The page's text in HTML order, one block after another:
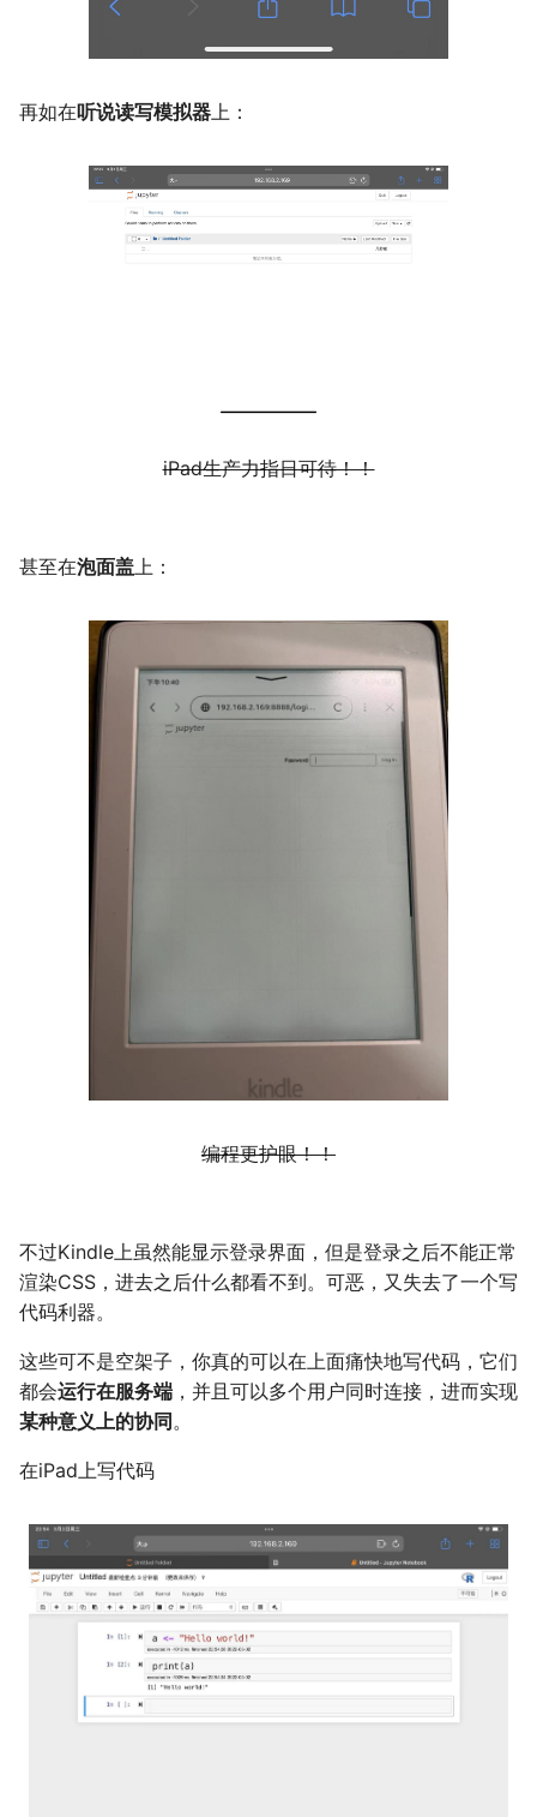
再如在听说读写模拟器 上：
iPad生产力指日可待！！
甚至在泡面盖上：
编程更护眼！！
不过Kindle上虽然能显示登录界面，但是登录之后不能正常
渲染CSS，进去之后什么都看不到。可恶，又失去了一个写
代码利器。
这些可不是空架子，你真的可以在上面痛快地写代码，它们
都会运行在服务端 ，并且可以多个用户同时连接，进而实现
某种意义上的协同。
在iPad上写代码